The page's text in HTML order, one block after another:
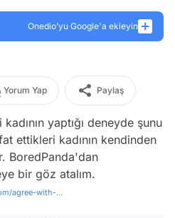
Onedio’yu Google'a ekleyin
Yorum Yap Paylaş
yaptığı deneyde şunu
ettikleri kadının kendinden
BoredPanda'dan
bir göz atalım.
agree-with-...